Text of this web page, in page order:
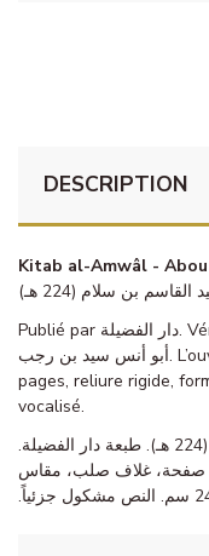
DESCRIPTION
Kitab al-Amwâl -
Publié par دار الفضيلة. Vérification du texte (tahqîq) assurée par
أبو أنس سيد بن رجب. L’ouvrage se présente en 2 volumes, 986
pages, reliure rigide,
vocalisé.
— أبو عبيد القاسم بن سلام (224 هـ). طبعة دار الفضيلة.
تحقيق: أبو أنس سيد بن رجب. مجلدان، 986 صفحة، غلاف صلب، مقاس